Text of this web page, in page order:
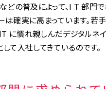
どの普及によって、I T 部門で
は確実に高まっています。若
に慣れ親しんだデジタルネ
て入社してきているのです。